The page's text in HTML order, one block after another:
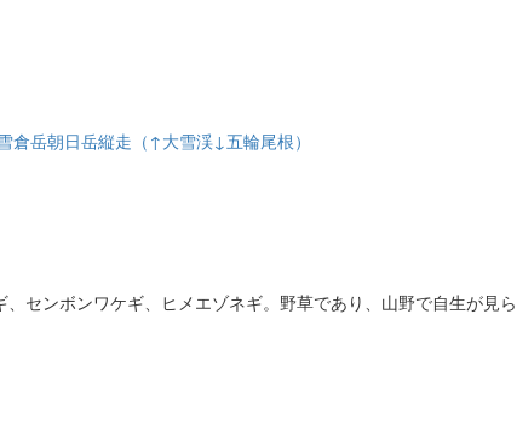
倉岳朝日岳縦走（↑大雪渓↓五輪尾根）
センボンワケギ、ヒメエゾネギ。野草であり、山野で自生が見ら